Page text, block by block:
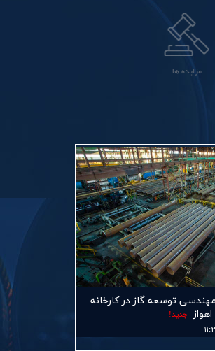
مزایده ها
پروژه ۵۶ اینچ مهندسی توسعه گاز در كارخانه
جديد!